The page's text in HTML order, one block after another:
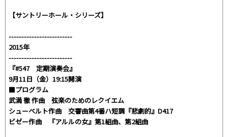
【サントリーホール・シリーズ】
-------------------------
2015年
-------------------------
『#547 定期演奏会』
9月11日（金）19:15開演
■プログラム
武満 徹 作曲 弦楽のためのレクイエム
シューベルト作曲 交響曲第4番ハ短調『悲劇的』D417
ビゼー作曲 『アルルの女』第1組曲、第2組曲